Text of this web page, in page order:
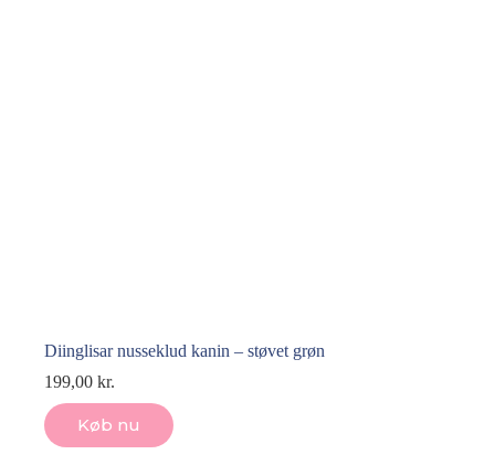
Diinglisar nusseklud kanin – støvet grøn
199,00 kr.
Køb nu